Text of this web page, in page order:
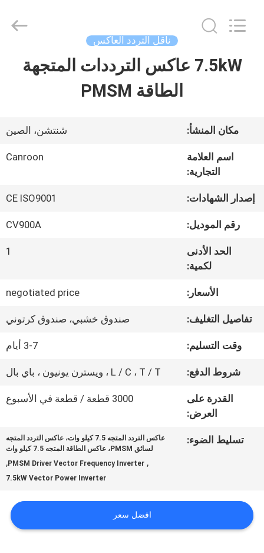
منزل
حول
جولة
ضبط
الجودة
اتصل
طلب
خريطة
Electrical
Appliances
ناقل التردد العاكس
7.5kW عاكس الترددات المتجهة
الطاقة PMSM
مكان المنشأ: شنتشن، الصين
اسم العلامة
التجارية:
Canroon
إصدار الشهادات: CE ISO9001
رقم الموديل: CV900A
الحد الأدنى
لكمية:
1
الأسعار: negotiated price
تفاصيل التغليف: صندوق خشبي، صندوق كرتوني
وقت التسليم: 3-7 أيام
شروط الدفع: L / C ، T / T ، ويسترن يونيون ، باي بال
القدرة على
العرض:
3000 قطعة / قطعة في الأسبوع
تسليط الضوء:
عاكس التردد المتجه 7.5 كيلو وات، عاكس التردد المتجه
لسائق PMSM، عاكس الطاقة المتجه 7.5 كيلو وات
,
PMSM Driver Vector Frequency Inverter
,
7.5kW Vector Power Inverter
افضل سعر